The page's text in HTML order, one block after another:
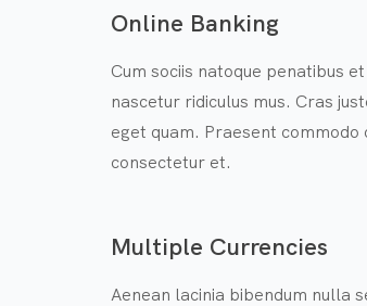
Online Banking
Cum sociis natoque penatibus
nascetur ridiculus mus. Cras
eget quam. Praesent
consectetur et.
Multiple Currencies
Aenean lacinia bibendum nulla